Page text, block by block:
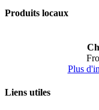
Produits locaux
Plus
Liens utiles